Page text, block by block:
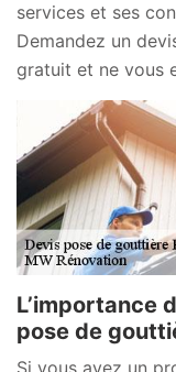
services et ses
Demandez un
gratuit et ne vous
L’importance
pose de
Si vous avez un